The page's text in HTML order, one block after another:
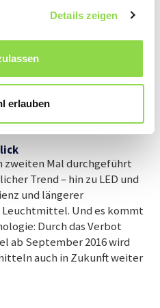
Details zeigen
erlauben
8% gegenüber dem Vorjahr.
und die stark sinkenden
der Durchschnittspreis für
2015 bereits
zweiten Mal durchgeführt
Trend – hin zu LED und
und längerer
Leuchtmittel. Und es kommt
Durch das Verbot
ab September 2016 wird
auch in Zukunft weiter